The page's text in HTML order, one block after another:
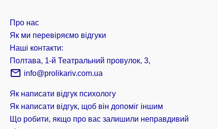
Про нас
Як ми перевіряємо відгуки
Наші контакти:
Полтава, 1-й Театральний провулок, 3,
info@prolikariv.com.ua
Як написати відгук психологу
Як написати відгук, щоб він допоміг іншим
Що робити, якщо про вас залишили неправдивий